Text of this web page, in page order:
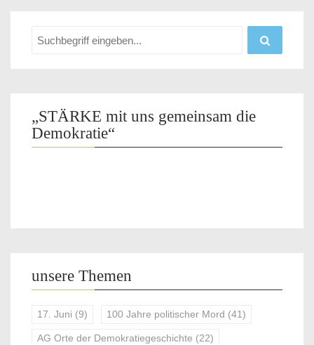
„STÄRKE mit uns gemeinsam die
Demokratie“
unsere Themen
17. Juni (9) 100 Jahre politischer Mord (41)
AG Orte der Demokratiegeschichte (22)